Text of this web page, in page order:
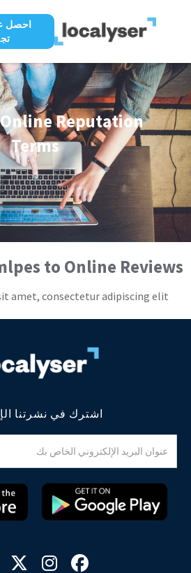
احصل
Reputation
Terms
to Online Reviews
amet, consectetur adipiscing elit.
اشترك في نشرتنا


